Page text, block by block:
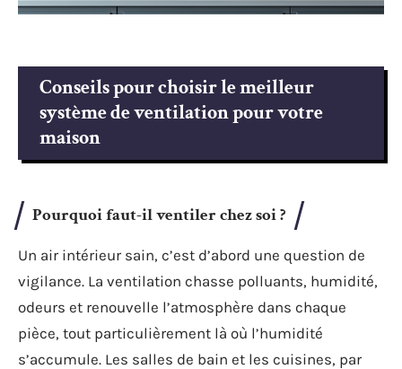
Conseils pour choisir le meilleur
système de ventilation pour votre
maison
Pourquoi faut-il ventiler chez soi ?
Un air intérieur sain, c’est d’abord une question de
vigilance. La ventilation chasse polluants, humidité,
odeurs et renouvelle l’atmosphère dans chaque
pièce, tout particulièrement là où l’humidité
s’accumule. Les salles de bain et les cuisines, par